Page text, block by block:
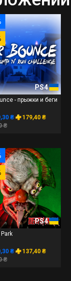
PS4
- прыжки и беги
₴
179,40 ₴
₴
PS4
₴
137,40 ₴
₴